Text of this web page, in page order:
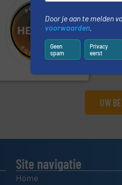
Hethon Nederland BV
HETHON is wereldwijd
specialist in poeder- en
vloeistofdosering, met
name bij lastig te verwerken
materialen. Meer info ➜
UW
Site navigatie
Home
Door je aan te melden
voorwaarden
Geen
spam
Privacy
eerst